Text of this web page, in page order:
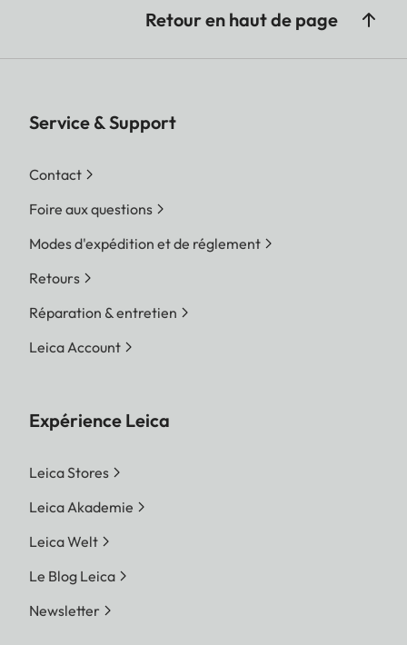
Retour en haut de page
Service & Support
Contact
Foire aux questions
Modes d'expédition et de réglement
Retours
Réparation & entretien
Leica Account
Expérience Leica
Leica Stores
Leica Akademie
Leica Welt
Le Blog Leica
Newsletter